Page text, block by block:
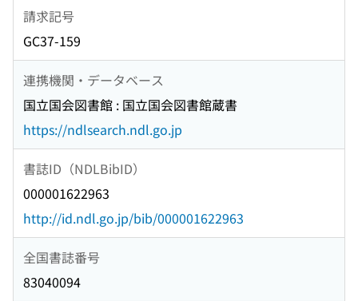
請求記号
GC37-159
連携機関・データベース
国立国会図書館 : 国立国会図書館蔵書
https://ndlsearch.ndl.go.jp
書誌ID（NDLBibID）
000001622963
http://id.ndl.go.jp/bib/000001622963
全国書誌番号
83040094